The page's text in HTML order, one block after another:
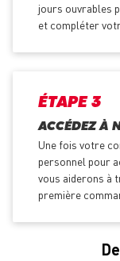
jours ouvrables
et compléter
ÉTAPE 3
ACCÉDEZ À
Une fois votre
personnel pour
vous aiderons à
première